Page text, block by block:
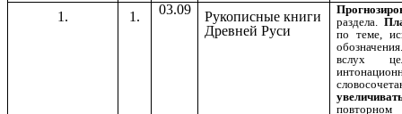
1. 1. 03.09
Рукописные книги
Древней Руси
раздела.
по теме,
вслух